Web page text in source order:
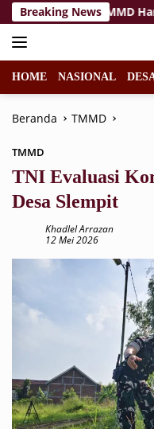
Langsung
ke
konten
Breaking News
Rest Area TMMD Hampir
HOME NASIONAL
Beranda TMMD
TMMD
TNI Evaluasi
Desa Slempit
Khadlel Arrazan
12 Mei 2026